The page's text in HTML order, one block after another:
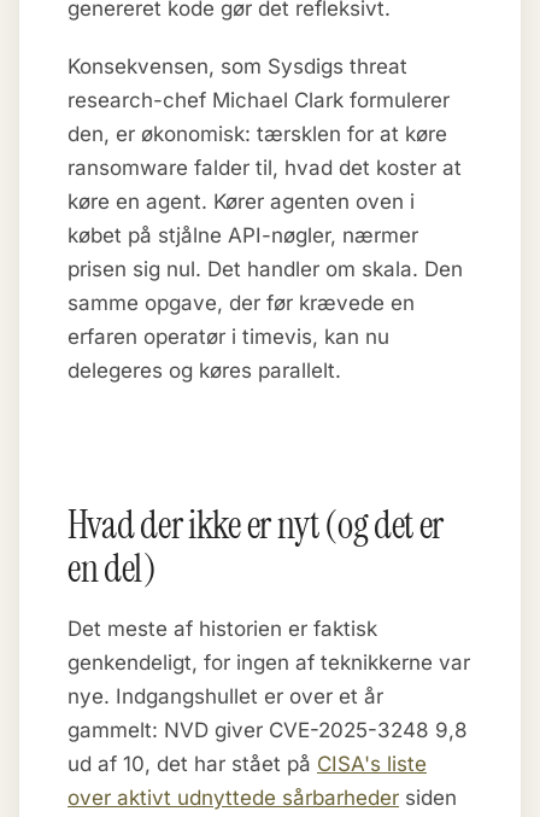
genereret kode gør det refleksivt.
Konsekvensen, som Sysdigs threat
research-chef Michael Clark formulerer
den, er økonomisk: tærsklen for at køre
ransomware falder til, hvad det koster at
køre en agent. Kører agenten oven i
købet på stjålne API-nøgler, nærmer
prisen sig nul. Det handler om skala. Den
samme opgave, der før krævede en
erfaren operatør i timevis, kan nu
delegeres og køres parallelt.
Hvad der ikke er nyt (og det er
en del)
Det meste af historien er faktisk
genkendeligt, for ingen af teknikkerne var
nye. Indgangshullet er over et år
gammelt: NVD giver CVE-2025-3248 9,8
ud af 10, det har stået på CISA's liste
over aktivt udnyttede sårbarheder siden